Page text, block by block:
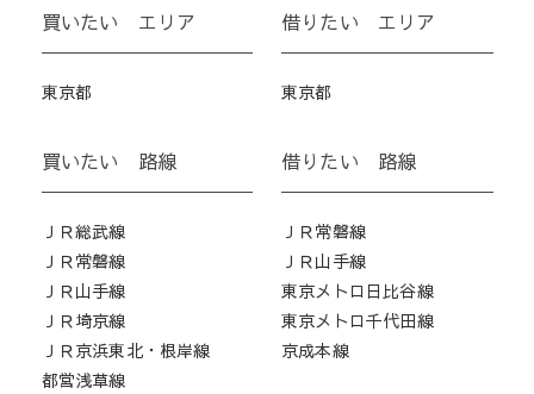
買いたい エリア
東京都
買いたい 路線
ＪＲ総武線
ＪＲ常磐線
ＪＲ山手線
ＪＲ埼京線
ＪＲ京浜東北・根岸線
都営浅草線
借りたい エリア
東京都
借りたい 路線
ＪＲ常磐線
ＪＲ山手線
東京メトロ日比谷線
東京メトロ千代田線
京成本線